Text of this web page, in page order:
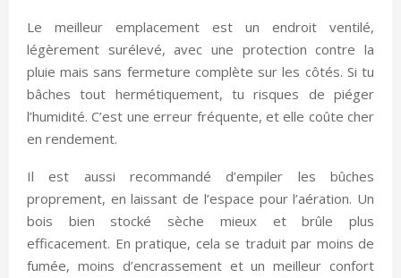
Le meilleur emplacement est un endroit ventilé,
légèrement surélevé, avec une protection contre la
pluie mais sans fermeture complète sur les côtés. Si tu
bâches tout hermétiquement, tu risques de piéger
l’humidité. C’est une erreur fréquente, et elle coûte cher
en rendement.
Il est aussi recommandé d’empiler les bûches
proprement, en laissant de l’espace pour l’aération. Un
bois bien stocké sèche mieux et brûle plus
efficacement. En pratique, cela se traduit par moins de
fumée, moins d’encrassement et un meilleur confort